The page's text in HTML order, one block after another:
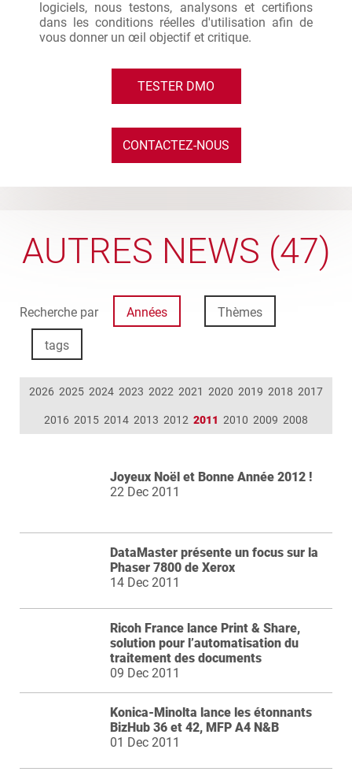
logiciels, nous testons, analysons et certifions
dans les conditions réelles d'utilisation afin de
vous donner un œil objectif et critique.
TESTER DMO
CONTACTEZ-NOUS
AUTRES NEWS (47)
Recherche par Années Thèmes
tags
2026 2025 2024 2023 2022 2021 2020 2019 2018 2017
2016 2015 2014 2013 2012 2011 2010 2009 2008
Joyeux Noël et Bonne Année 2012 !
22 Dec 2011
DataMaster présente un focus sur la
Phaser 7800 de Xerox
14 Dec 2011
Ricoh France lance Print & Share,
solution pour l’automatisation du
traitement des documents
09 Dec 2011
Konica-Minolta lance les étonnants
BizHub 36 et 42, MFP A4 N&B
01 Dec 2011